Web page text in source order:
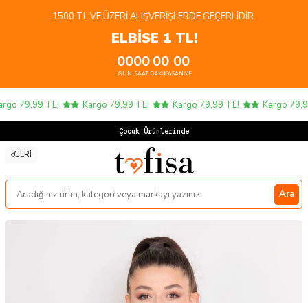
1500 TL VE ÜZERI ALIŞVERIŞLERDE GEÇERLIDIR.
ELBİSE 1 TL!
00
GÜN
00
SAAT
00
DAKIKA
00
SANIYE
79,99 TL! Kargo 79,99 TL! Kargo 79,99 TL! Kargo
Çocuk Ürünlerinde 4
GERI
Ara